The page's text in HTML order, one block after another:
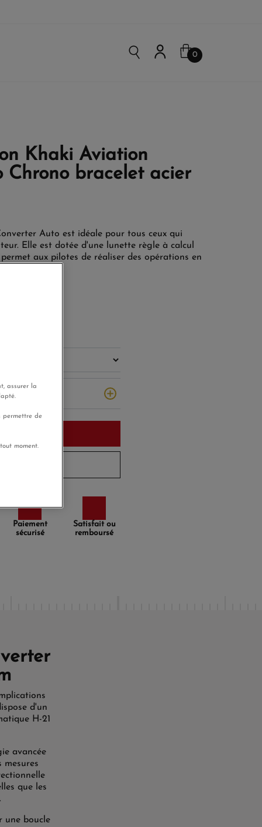
0
Khaki Aviation
Chrono bracelet acier
Auto est idéale pour tous ceux qui
Elle est dotée d'une lunette règle à calcul
aux pilotes de réaliser des opérations en
à 10 jours
Paiement
sécurisé
Satisfait ou
remboursé
d'un
H-21
avancée
mesures
que les
une boucle
assurer la
permettre de
moment.